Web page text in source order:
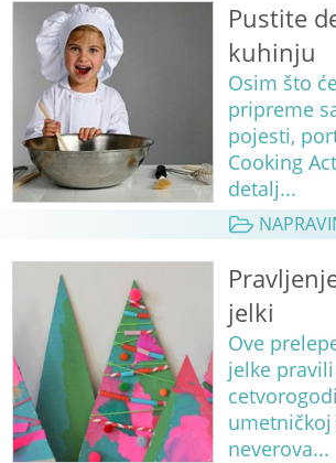
Pustite
kuhinju
Osim što
pripreme
pojesti,
Cooking
detalj...
jelki
Ove
jelke
neverova...